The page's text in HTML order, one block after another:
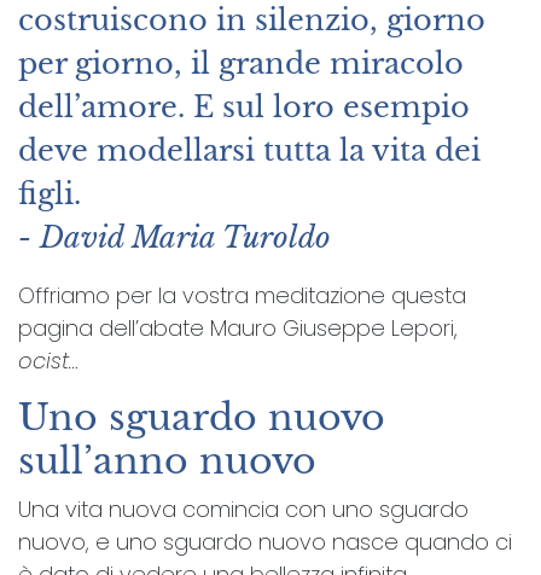
costruiscono in silenzio, giorno
per giorno, il grande miracolo
dell’amore. E sul loro esempio
deve modellarsi tutta la vita dei
figli.
- David Maria Turoldo
Offriamo per la vostra meditazione questa
pagina dell’abate Mauro Giuseppe Lepori,
ocist…
Uno sguardo nuovo
sull’anno nuovo
Una vita nuova comincia con uno sguardo
nuovo, e uno sguardo nuovo nasce quando ci